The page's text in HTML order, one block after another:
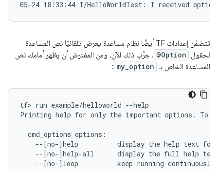
تتضمّن إعدادات TF أيضًا نظام مساعدة يعرض تلقائيًا نص المساعدة
لحقول @Option . جرِّب ذلك الآن، ومن المفترض أن يظهر أمامك نص
المساعدة الخاص بـ my_option
:
tf> run example/helloworld --help
Printing help for only the important options.
  cmd_options options:
--[no-]help          display the help text
--[no-]help-all      display the full help
--[no-]loop          keep running